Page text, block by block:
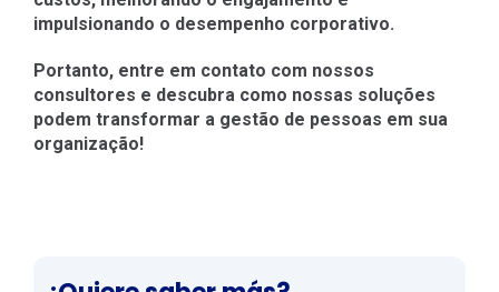
impulsionando o desempenho corporativo.
Portanto, entre em contato com nossos
consultores e descubra como nossas soluções
podem transformar a gestão de pessoas em sua
organização!